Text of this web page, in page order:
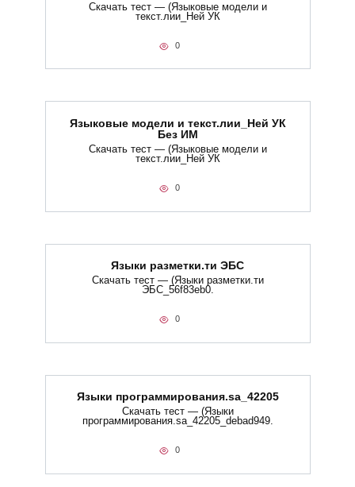
Скачать тест — (Языковые модели и
текст.лии_Ней УК
0
Языковые модели и текст.лии_Ней УК
Без ИМ
Скачать тест — (Языковые модели и
текст.лии_Ней УК
0
Языки разметки.ти​ ЭБС
Скачать тест — (Языки разметки.ти​
ЭБС_56f83eb0.
0
Языки программирования.sa_42205
Скачать тест — (Языки
программирования.sa_42205_debad949.
0